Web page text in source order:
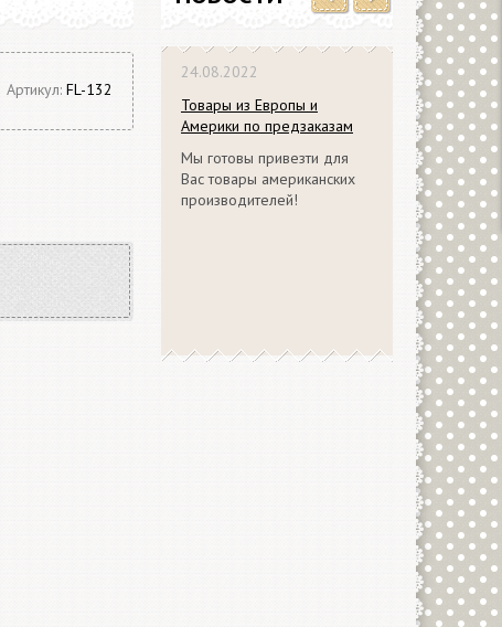
24.08.2022
Товары из Европы и
Америки по предзаказам
Мы готовы привезти для
Вас товары американских
производителей!
Артикул: FL-132